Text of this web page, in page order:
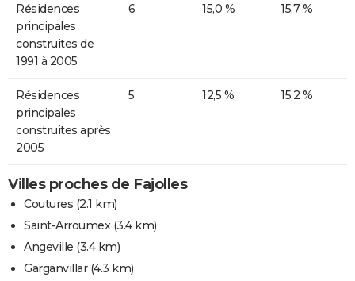
Résidences
principales
construites de
1991 à 2005
6 15,0 % 15,7 %
Résidences
principales
construites après
2005
5 12,5 % 15,2 %
Villes proches de Fajolles
Coutures (2.1 km)
Saint-Arroumex(3.4 km)
Angeville (3.4 km)
Garganvillar(4.3 km)